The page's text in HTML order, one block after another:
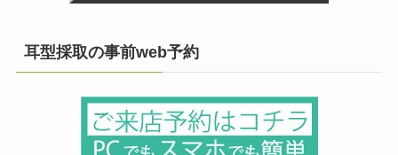
耳型採取の事前web予約